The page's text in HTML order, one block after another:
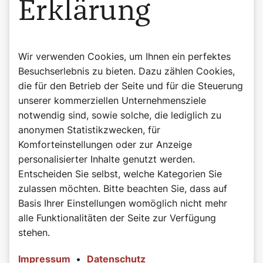
Erklärung
Wir verwenden Cookies, um Ihnen ein perfektes
Besuchserlebnis zu bieten. Dazu zählen Cookies,
die für den Betrieb der Seite und für die Steuerung
unserer kommerziellen Unternehmensziele
notwendig sind, sowie solche, die lediglich zu
anonymen Statistikzwecken, für
Komforteinstellungen oder zur Anzeige
personalisierter Inhalte genutzt werden.
Entscheiden Sie selbst, welche Kategorien Sie
zulassen möchten. Bitte beachten Sie, dass auf
Basis Ihrer Einstellungen womöglich nicht mehr
alle Funktionalitäten der Seite zur Verfügung
stehen.
Impressum • Datenschutz